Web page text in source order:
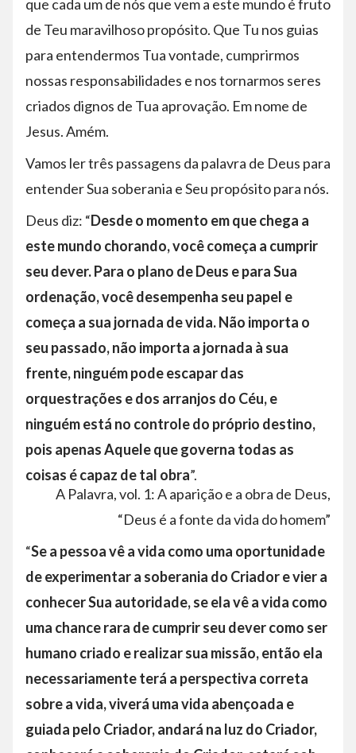
que cada um de nós que vem a este mundo é fruto
de Teu maravilhoso propósito. Que Tu nos guias
para entendermos Tua vontade, cumprirmos
nossas responsabilidades e nos tornarmos seres
criados dignos de Tua aprovação. Em nome de
Jesus. Amém.
Vamos ler três passagens da palavra de Deus para
entender Sua soberania e Seu propósito para nós.
Deus diz: “Desde o momento em que chega a
este mundo chorando, você começa a cumprir
seu dever. Para o plano de Deus e para Sua
ordenação, você desempenha seu papel e
começa a sua jornada de vida. Não importa o
seu passado, não importa a jornada à sua
frente, ninguém pode escapar das
orquestrações e dos arranjos do Céu, e
ninguém está no controle do próprio destino,
pois apenas Aquele que governa todas as
coisas é capaz de tal obra”.
A Palavra, vol. 1: A aparição e a obra de Deus,
“Deus é a fonte da vida do homem”
“Se a pessoa vê a vida como uma oportunidade
de experimentar a soberania do Criador e vier a
conhecer Sua autoridade, se ela vê a vida como
uma chance rara de cumprir seu dever como ser
humano criado e realizar sua missão, então ela
necessariamente terá a perspectiva correta
sobre a vida, viverá uma vida abençoada e
guiada pelo Criador, andará na luz do Criador,